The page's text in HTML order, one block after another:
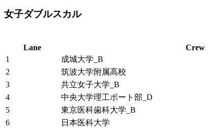
女子ダブルスカル
Lane
Crew
1
成城大学_B
2
筑波大学附属高校
3
共立女子大学_B
4
中央大学理工ボート部_D
5
東京医科歯科大学_B
6
日本医科大学